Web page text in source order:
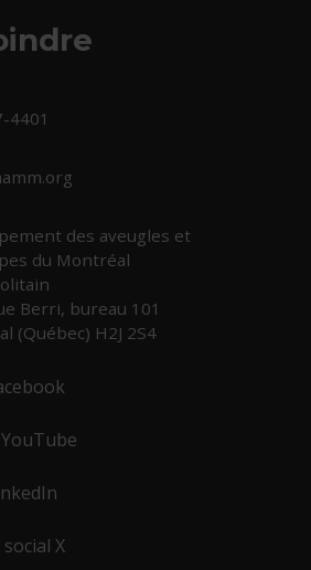
:
4401
:
:des aveugles et
du Montréal
Berri, bureau 101
(Québec) H2J 2S4
X